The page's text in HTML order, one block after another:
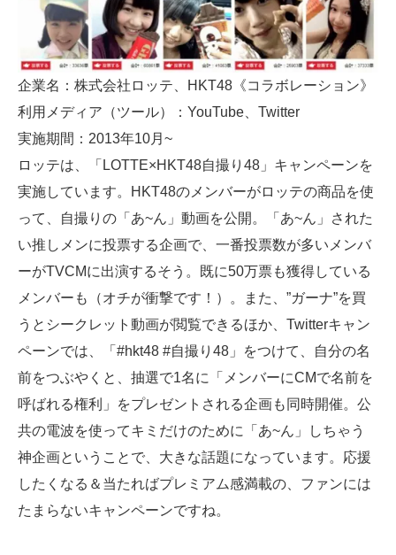
企業名：株式会社ロッテ、HKT48《コラボレーション》
利用メディア（ツール）：YouTube、Twitter
実施期間：2013年10月~
ロッテは、「LOTTE×HKT48自撮り48」キャンペーンを
実施しています。HKT48のメンバーがロッテの商品を使
って、自撮りの「あ~ん」動画を公開。「あ~ん」された
い推しメンに投票する企画で、一番投票数が多いメンバ
ーがTVCMに出演するそう。既に50万票も獲得している
メンバーも（オチが衝撃です！）。また、”ガーナ”を買
うとシークレット動画が閲覧できるほか、Twitterキャン
ペーンでは、「#hkt48 #自撮り48」をつけて、自分の名
前をつぶやくと、抽選で1名に「メンバーにCMで名前を
呼ばれる権利」をプレゼントされる企画も同時開催。公
共の電波を使ってキミだけのために「あ~ん」しちゃう
神企画ということで、大きな話題になっています。応援
したくなる＆当たればプレミアム感満載の、ファンには
たまらないキャンペーンですね。